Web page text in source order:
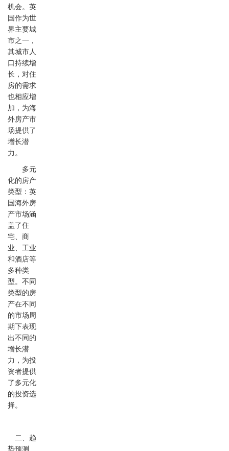
机会。英
国作为世
界主要城
市之一，
其城市人
口持续增
长，对住
房的需求
也相应增
加，为海
外房产市
场提供了
增长潜
力。
多元
化的房产
类型：英
国海外房
产市场涵
盖了住
宅、商
业、工业
和酒店等
多种类
型。不同
类型的房
产在不同
的市场周
期下表现
出不同的
增长潜
力，为投
资者提供
了多元化
的投资选
择。
二、趋
势预测